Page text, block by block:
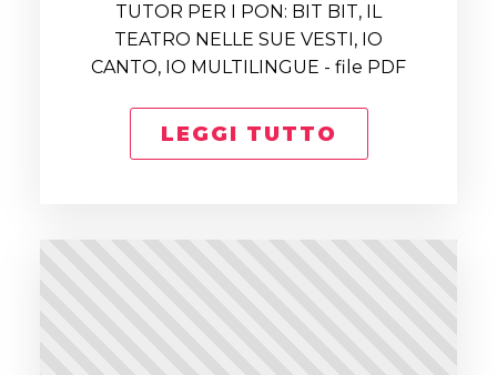
TUTOR PER I PON: BIT BIT, IL
TEATRO NELLE SUE VESTI, IO
CANTO, IO MULTILINGUE - file PDF
LEGGI TUTTO